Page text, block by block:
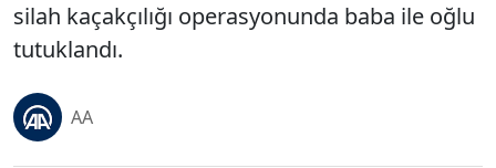
silah kaçakçılığı operasyonunda baba ile oğlu
tutuklandı.
AA